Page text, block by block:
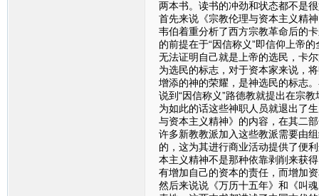
两本书。读书的冲劲和状态都不是
首先来说《宗教伦理与资本主义精
韦伯着重分析了西方宗教革命后的
的前提在于“因信称义”即信仰上帝
无法证明自己就是上帝的选民，卡
为选民的标志，对于资本家来说，
增添的神的荣耀，是神选民的标志
说到“因信称义”路德教就提出在宗
为如此的话这些神职人员就退出了
与资本主义精神》的内容，在其二
许多新教教派加入这些教派需要由
的，这为其进行商业活动提供了便
本主义精神不是那种依靠剥削来获
有增加自己的资本的责任，而增加
然后来说说《万历十五年》和《叫